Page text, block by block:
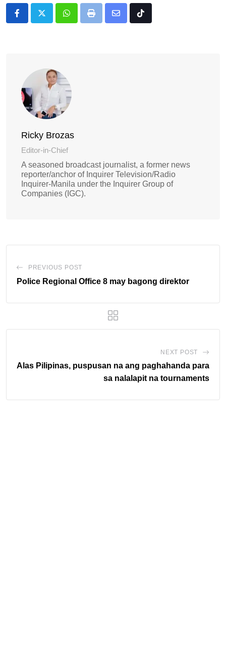
Whatsapp
Print Tiktok
Ricky Brozas
Editor-in-Chief
A seasoned broadcast journalist, a former news
reporter/anchor of Inquirer Television/Radio
Inquirer-Manila under the Inquirer Group of
Companies (IGC).
PREVIOUS POST
Police Regional Office 8 may bagong direktor
NEXT POST
Alas Pilipinas, puspusan na ang paghahanda para
sa nalalapit na tournaments